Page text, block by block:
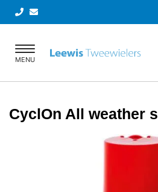
Toggle
navigation
MENU
CyclOn All weather